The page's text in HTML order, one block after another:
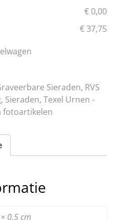
€ 0,00
€ 37,75
Sieraden, RVS
, Sieraden, Texel Urnen -
fotoartikelen
0,5 cm